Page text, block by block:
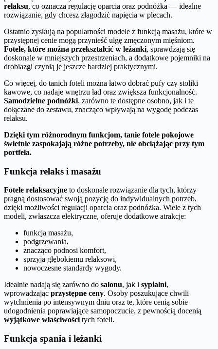
relaksu, co oznacza regulację oparcia oraz podnóżka — idealne
rozwiązanie, gdy chcesz złagodzić napięcia w plecach.
Ostatnio zyskują na popularności modele z funkcją masażu, które w
przystępnej cenie mogą przynieść ulgę zmęczonym mięśniom.
Fotele, które można przekształcić w leżanki, sprawdzają się
doskonale w mniejszych przestrzeniach, a dodatkowe pojemniki na
drobiazgi czynią je jeszcze bardziej praktycznymi.
Co więcej, do tanich foteli można łatwo dobrać pufy czy stoliki
kawowe, co nadaje wnętrzu ład oraz zwiększa funkcjonalność.
Samodzielne podnóżki, zarówno te dostępne osobno, jak i te
dołączane do zestawu, znacząco wpływają na wygodę podczas
relaksu.
Dzięki tym różnorodnym funkcjom, tanie fotele pokojowe
świetnie zaspokajają różne potrzeby, nie obciążając przy tym
portfela.
Funkcja relaks i masażu
Fotele relaksacyjne to doskonałe rozwiązanie dla tych, którzy
pragną dostosować swoją pozycję do indywidualnych potrzeb,
dzięki możliwości regulacji oparcia oraz podnóżka. Wiele z tych
modeli, zwłaszcza elektryczne, oferuje dodatkowe atrakcje:
funkcja masażu,
podgrzewania,
znacząco podnosi komfort,
sprzyja głębokiemu relaksowi,
nowoczesne standardy wygody.
Idealnie nadają się zarówno do salonu, jak i sypialni,
wprowadzając przystępne ceny. Osoby poszukujące chwili
wytchnienia po intensywnym dniu oraz te, które cenią sobie
udogodnienia poprawiające samopoczucie, z pewnością docenią
wyjątkowe właściwościtych foteli.
Funkcja spania i leżanki